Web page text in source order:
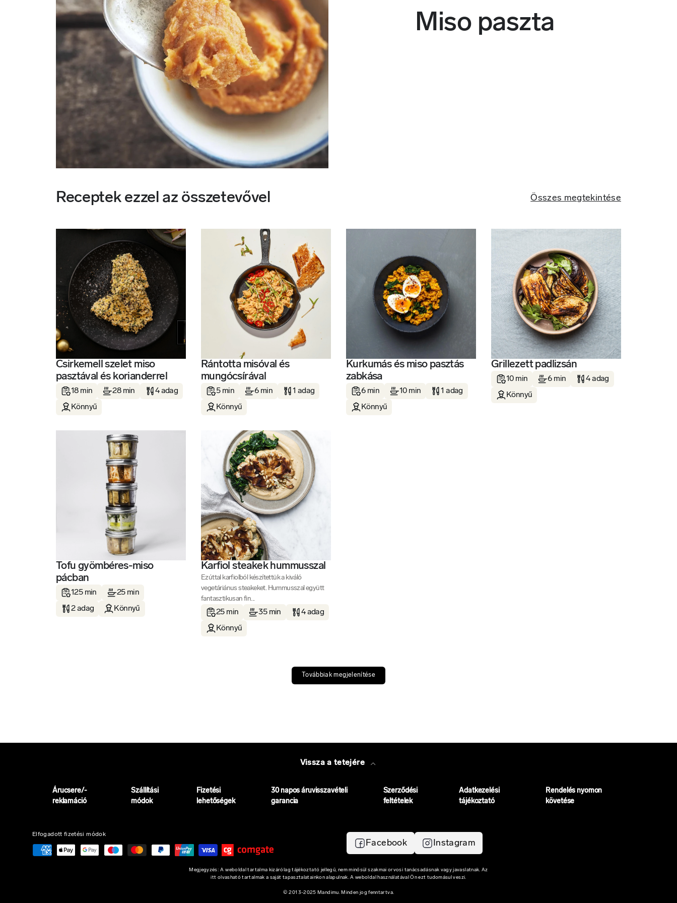
Miso paszta
Receptek ezzel az összetevővel Összes megtekintése
Csirkemell szelet miso
pasztával és korianderrel
18 min 28 min
4 adag
Könnyű
Rántotta misóval és
mungócsírával
5 min 6 min
1 adag
Könnyű
Kurkumás és miso pasztás
zabkása
6 min 10 min
1 adag
Könnyű
Grillezett padlizsán
10 min 6 min
4 adag
Könnyű
Tofu gyömbéres-miso
pácban
125 min
25 min
2 adag
Könnyű
Karfiol steakek hummusszal
Ezúttal karfiolból készítettük a kiváló
vegetáriánus steakeket. Hummusszal együtt
fantasztikusan fin...
25 min 35 min
4 adag
Könnyű
Továbbiak megjelenítése
Vissza a tetejére
Árucsere/-
reklamáció
Szállítási
módok
Fizetési
lehetőségek
30 napos áruvisszavételi
garancia
Szerződési
feltételek
Adatkezelési
tájékoztató
Rendelés nyomon
követése
Elfogadott fizetési módok
Facebook Instagram
Megjegyzés: A weboldal tartalma kizárólag tájékoztató jellegű, nem minősül szakmai orvosi tanácsadásnak vagy javaslatnak. Az
itt olvasható tartalmak a saját tapasztalatainkon alapulnak. A weboldal használatával Ön ezt tudomásul veszi.
© 2013-2025 Mandimu. Minden jog fenntartva.